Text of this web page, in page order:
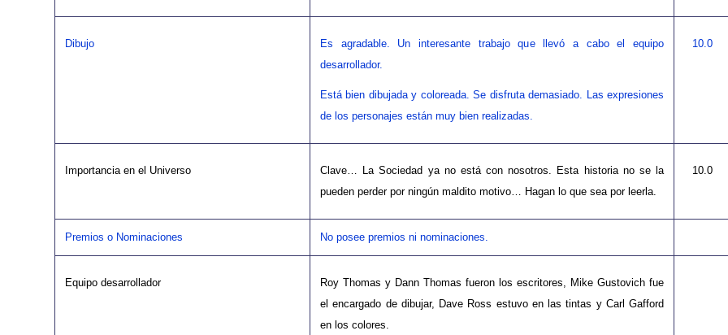
Dibujo
Es agradable. Un interesante trabajo que llevó a cabo el equipo
desarrollador.
Está bien dibujada y coloreada. Se disfruta demasiado. Las expresiones
de los personajes están muy bien realizadas.
10.0
Importancia en el Universo
Clave… La Sociedad ya no está con nosotros. Esta historia no se la
pueden perder por ningún maldito motivo… Hagan lo que sea por leerla.
10.0
Premios o Nominaciones No posee premios ni nominaciones.
Equipo desarrollador
Roy Thomas y Dann Thomas fueron los escritores, Mike Gustovich fue
el encargado de dibujar, Dave Ross estuvo en las tintas y Carl Gafford
en los colores.